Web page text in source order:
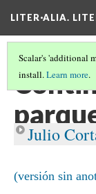
LITER·ALIA.
Scalar's 'additional
install.Learn more.
Julio
(versión sin